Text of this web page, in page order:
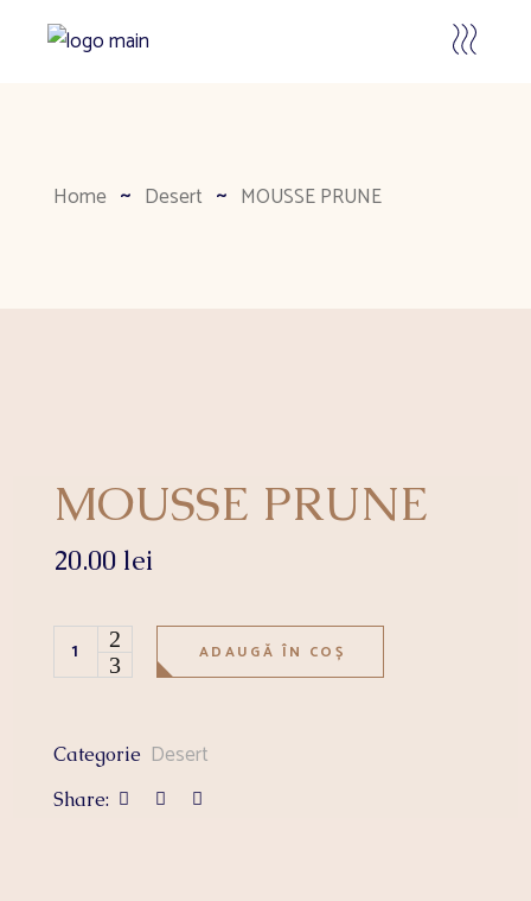
Home Desert MOUSSE PRUNE
MOUSSE PRUNE
20.00 lei
MOUSSE PRUNE quantity
ADAUGĂ ÎN COȘ
Categorie Desert
Share: